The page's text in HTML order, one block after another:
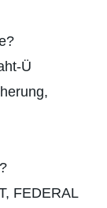
Ü
FEDERAL